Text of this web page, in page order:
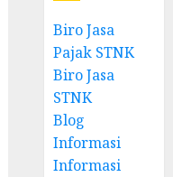
Biro Jasa
Pajak STNK
Biro Jasa
STNK
Blog
Informasi
Informasi